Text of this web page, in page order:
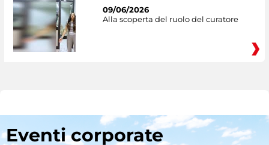
09/06/2026
Alla scoperta del ruolo del curatore
Eventi corporate